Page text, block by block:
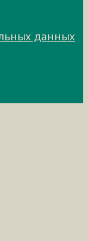
данных